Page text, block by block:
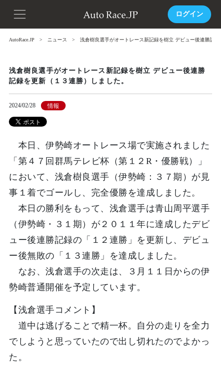
ログイン
AutoRace.JP ニュース 浅倉樹良選手がオートレース新記録を樹立 デビュー後連勝記
浅倉樹良選手がオートレース新記録を樹立 デビュー後連勝
記録を更新（１３連勝）しました。
2024/02/28 情報
本日、伊勢崎オートレース場で実施されました
「第４７回群馬テレビ杯（第１２R・優勝戦）」
において、浅倉樹良選手（伊勢崎：３７期）が見
事１着でゴールし、完全優勝を達成しました。
本日の勝利をもって、浅倉選手は青山周平選手
（伊勢崎・３１期）が２０１１年に達成したデビ
ュー後連勝記録の「１２連勝」を更新し、デビュ
ー後無敗の「１３連勝」を達成しました。
なお、浅倉選手の次走は、３月１１日からの伊
勢崎普通開催を予定しています。
【浅倉選手コメント】
道中は逃げることで精一杯。自分の走りを全力
でしようと思っていたので出し切れたのでよかっ
た。